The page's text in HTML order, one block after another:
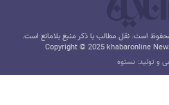
است. نقل مطالب با ذکر منبع بلامانع است.
Copyright © 2025 khabaronline
و تولید: نستوه